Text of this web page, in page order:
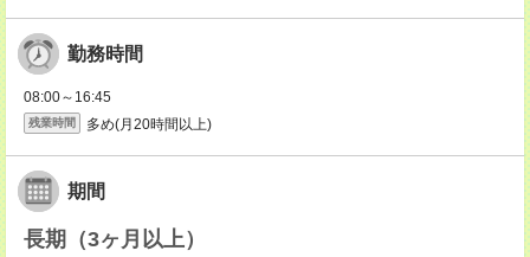
勤務時間
08:00～16:45
残業時間 多め(月20時間以上)
期間
長期（3ヶ月以上）